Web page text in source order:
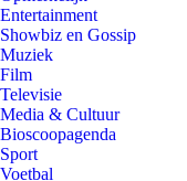
Entertainment
Showbiz en Gossip
Muziek
Film
Televisie
Media & Cultuur
Bioscoopagenda
Sport
Voetbal